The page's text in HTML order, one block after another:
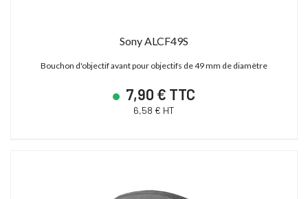
Sony ALCF49S
Bouchon d'objectif avant pour objectifs de 49 mm de diamètre
7,90 € TTC
6,58 € HT